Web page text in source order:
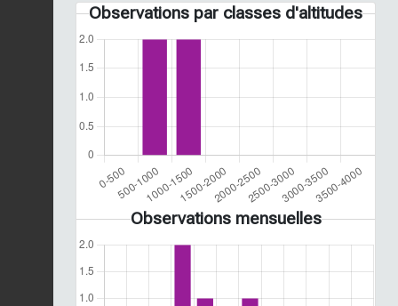
Observations par classes d'altitudes
Observations mensuelles